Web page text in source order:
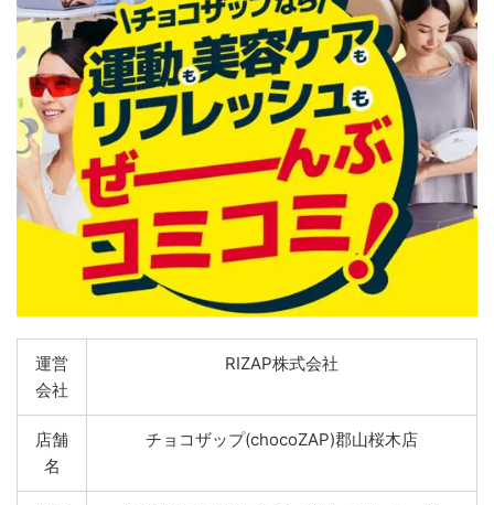
運営
会社
RIZAP株式会社
店舗
名
チョコザップ(chocoZAP)郡山桜木店